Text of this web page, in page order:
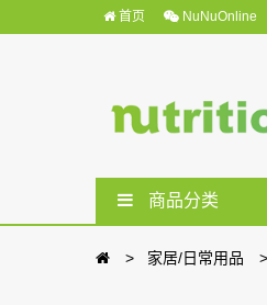
首页 NuNuOnline
商品分类
家居/日常用品